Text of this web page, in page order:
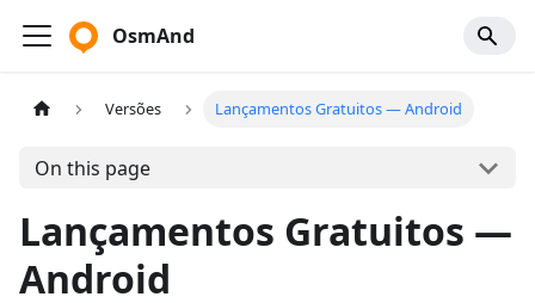
OsmAnd
Versões Lançamentos Gratuitos — Android
On this page
Lançamentos Gratuitos —
Android